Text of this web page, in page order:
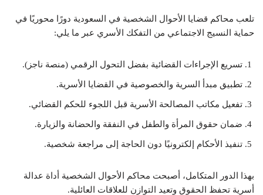
تلعب محاكم قضايا الأحوال الشخصية في السعودية دورًا محوريًا في
حماية النسيج الاجتماعي من التفكك الأسري عبر ما يلي:
تسريع الإجراءات القضائية بفضل التحول الرقمي (منصة ناجز).
تطبيق مبدأ السرية والخصوصية في القضايا الأسرية.
تفعيل مكاتب المصالحة الأسرية قبل اللجوء للحكم القضائي.
ضمان حقوق المرأة والطفل في النفقة والحضانة والزيارة.
تنفيذ الأحكام إلكترونيًا دون الحاجة إلى مراجعة شخصية.
بهذا الدور المتكامل، أصبحت محاكم الأحوال الشخصية أداة عدالة
أسرية تحفظ الحقوق وتعيد التوازن للعلاقات العائلية.